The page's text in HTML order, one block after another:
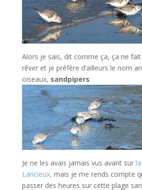
Alors je sais, dit comme ça, ça ne
rêver et je préfère d’ailleurs le nom
oiseaux, sandpipers.
Je ne les avais jamais vus avant surla
Lancieux, mais je me rends compte
passer des heures sur cette plage